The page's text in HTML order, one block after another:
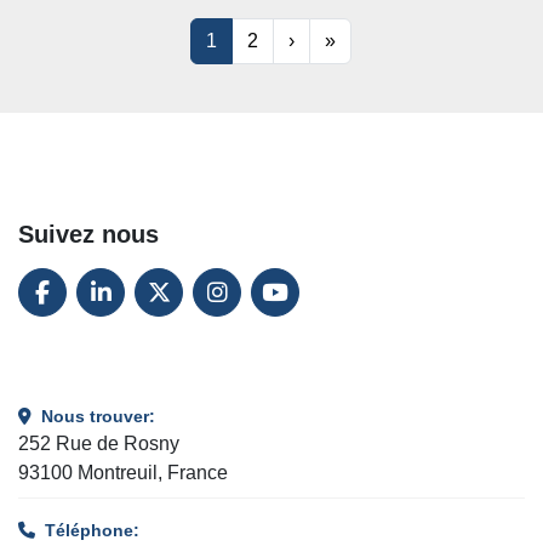
1 2 › »
Suivez nous
FACEBOOK
LINKEDINTWITTERINSTAGRAM
YOUTUBE
Nous trouver:
252 Rue de Rosny
93100 Montreuil, France
Téléphone: